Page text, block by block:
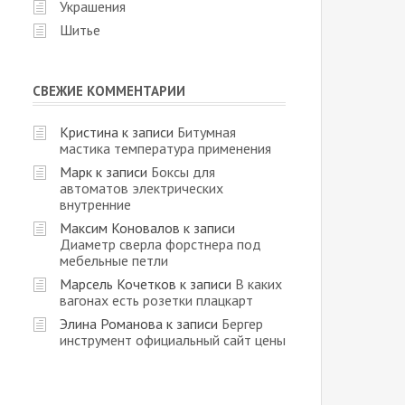
Украшения
Шитье
СВЕЖИЕ КОММЕНТАРИИ
Кристина к записи Битумная
мастика температура применения
Марк к записи Боксы для
автоматов электрических
внутренние
Максим Коновалов к записи
Диаметр сверла форстнера под
мебельные петли
Марсель Кочетков к записи В каких
вагонах есть розетки плацкарт
Элина Романова к записи Бергер
инструмент официальный сайт цены